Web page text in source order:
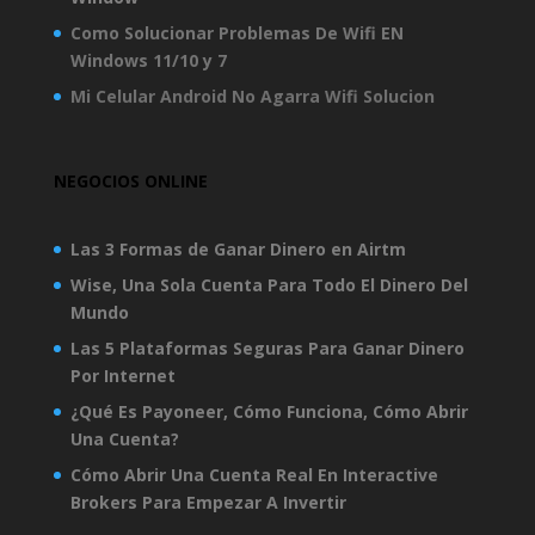
Como Solucionar Problemas De Wifi EN
Windows 11/10 y 7
Mi Celular Android No Agarra Wifi Solucion
NEGOCIOS ONLINE
Las 3 Formas de Ganar Dinero en Airtm
Wise, Una Sola Cuenta Para Todo El Dinero Del
Mundo
Las 5 Plataformas Seguras Para Ganar Dinero
Por Internet
¿Qué Es Payoneer, Cómo Funciona, Cómo Abrir
Una Cuenta?
Cómo Abrir Una Cuenta Real En Interactive
Brokers Para Empezar A Invertir